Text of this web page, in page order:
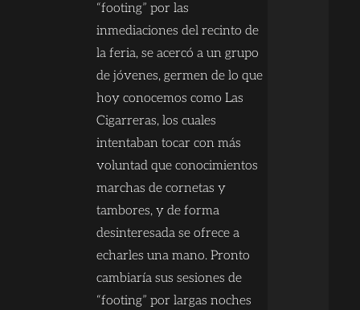
“footing” por las
inmediaciones del recinto de
la feria, se acercó a un grupo
de jóvenes, germen de lo que
hoy conocemos como Las
Cigarreras, los cuales
intentaban tocar con más
voluntad que conocimientos
marchas de cornetas y
tambores, y de forma
desinteresada se ofrece a
echarles una mano. Pronto
cambiaría sus sesiones de
“footing” por largas noches